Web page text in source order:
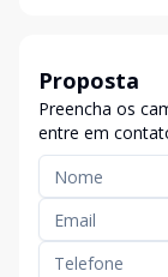
Proposta
Preencha os
entre em